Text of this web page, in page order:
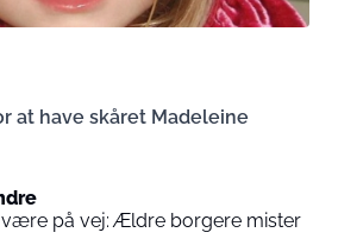
at have skåret Madeleine
på vej: Ældre borgere mister